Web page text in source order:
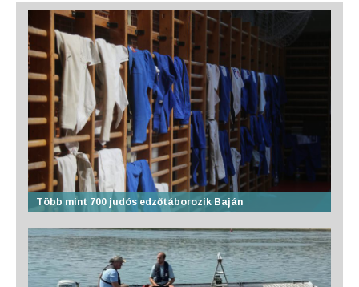
Több mint 700 judós edzőtáborozik Baján